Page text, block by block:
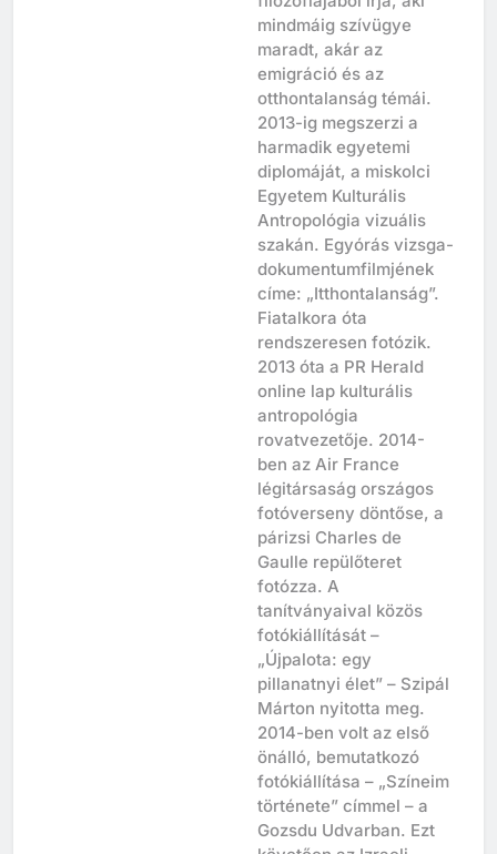
filozófiájából írja, aki
mindmáig szívügye
maradt, akár az
emigráció és az
otthontalanság témái.
2013-ig megszerzi a
harmadik egyetemi
diplomáját, a miskolci
Egyetem Kulturális
Antropológia vizuális
szakán. Egyórás vizsga-
dokumentumfilmjének
címe: „Itthontalanság”.
Fiatalkora óta
rendszeresen fotózik.
2013 óta a PR Herald
online lap kulturális
antropológia
rovatvezetője. 2014-
ben az Air France
légitársaság országos
fotóverseny döntőse, a
párizsi Charles de
Gaulle repülőteret
fotózza. A
tanítványaival közös
fotókiállítását –
„Újpalota: egy
pillanatnyi élet” – Szipál
Márton nyitotta meg.
2014-ben volt az első
önálló, bemutatkozó
fotókiállítása – „Színeim
története” címmel – a